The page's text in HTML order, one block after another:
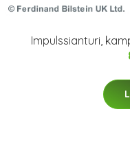
Impulssianturi,